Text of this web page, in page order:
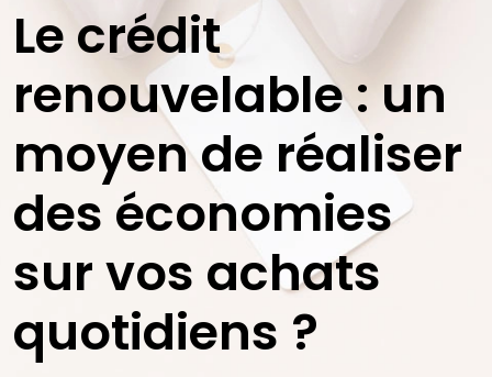
Le crédit
renouvelable : un
moyen de réaliser
des économies
sur vos achats
quotidiens ?